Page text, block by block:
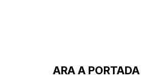
ARA A PORTADA